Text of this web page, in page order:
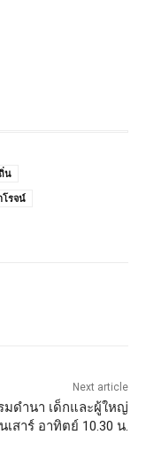
น
โรจน์
Next article
มดำนา เด็กและผู้ใหญ่
เสาร์ อาทิตย์ 10.30 น.